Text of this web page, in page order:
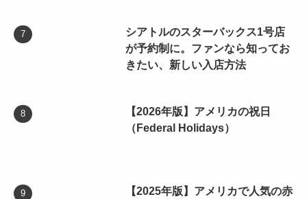
シアトルのスターバックス1号店
が予約制に。ファンなら知ってお
きたい、新しい入店方法
【2026年版】アメリカの祝日
（Federal Holidays）
【2025年版】アメリカで人気の赤